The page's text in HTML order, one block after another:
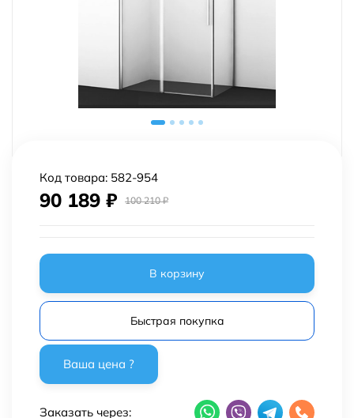
Код товара: 582-954
90 189 ₽ 100 210₽
В корзину
Быстрая покупка
Заказать через: